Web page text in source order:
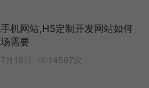
机网站,H5定制开发网站如何
需要
月18日 14587次